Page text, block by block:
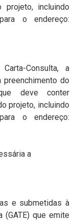
incluindo
o endereço:
Consulta, a
do
deve conter
projeto, incluindo
o endereço:
a
e submetidas à
(GATE) que emite